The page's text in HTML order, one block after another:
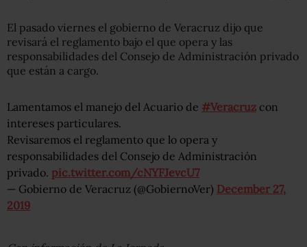
El pasado viernes el gobierno de Veracruz dijo que
revisará el reglamento bajo el que opera y las
responsabilidades del Consejo de Administración privado
que están a cargo.
Lamentamos el manejo del Acuario de #Veracruz con
intereses particulares.
Revisaremos el reglamento que lo opera y
responsabilidades del Consejo de Administración
privado. pic.twitter.com/cNYFJevcU7
— Gobierno de Veracruz (@GobiernoVer) December 27,
2019